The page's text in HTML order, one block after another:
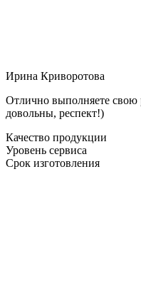
Ирина Криворотова
Отлично выполняете свою
довольны, респект!)
Качество продукции
Уровень сервиса
Срок изготовления